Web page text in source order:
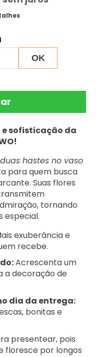
OK
e sofisticação da
hastes no vaso
para quem busca
Suas flores
tornando
especial.
exuberância e
recebe.
Acrescenta um
a decoração de
dia da entrega:
bonitas e
presentear, pois
floresce por longos